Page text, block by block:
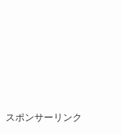
スポンサーリンク